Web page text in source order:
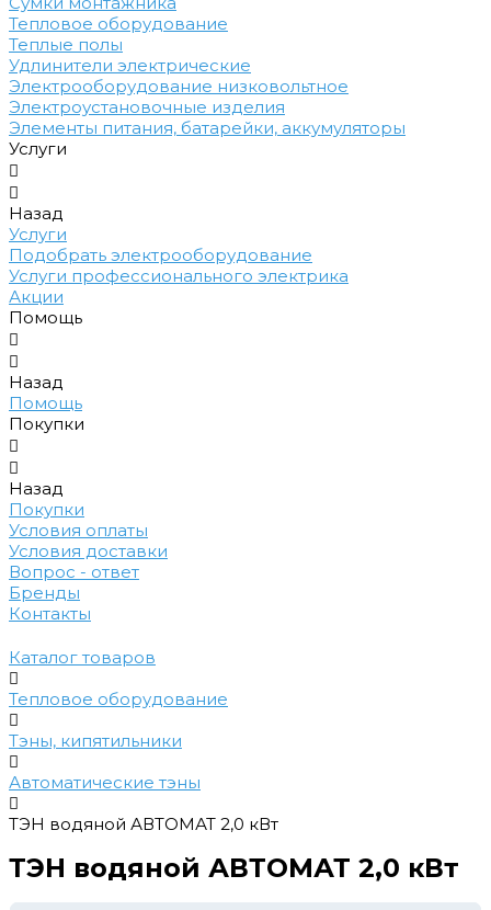
Тепловое оборудование
Теплые полы
Удлинители электрические
Электрооборудование низковольтное
Электроустановочные изделия
Элементы питания, батарейки, аккумуляторы
Услуги
Назад
Услуги
Подобрать электрооборудование
Услуги профессионального электрика
Акции
Помощь
Назад
Помощь
Покупки
Назад
Покупки
Условия оплаты
Условия доставки
Вопрос - ответ
Бренды
Контакты
Каталог товаров
Тепловое оборудование
Тэны, кипятильники
Автоматические тэны
ТЭН водяной АВТОМАТ 2,0 кВт
ТЭН водяной АВТОМАТ 2,0 кВт